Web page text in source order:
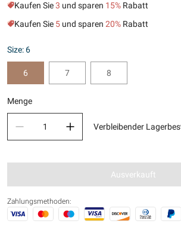
Kaufen Sie3 und sparen 15% Rabatt
Kaufen Sie 5 und sparen 20% Rabatt
Size: 6
6 7 8
Menge
Verbleibender
Ausverkauft
Zahlungsmethoden: